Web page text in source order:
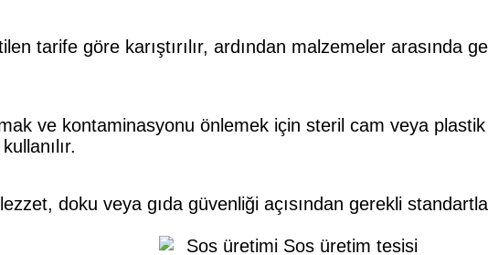
tarife göre karıştırılır, ardından malzemeler arasında
ve kontaminasyonu önlemek için steril cam veya
doku veya gıda güvenliği açısından gerekli